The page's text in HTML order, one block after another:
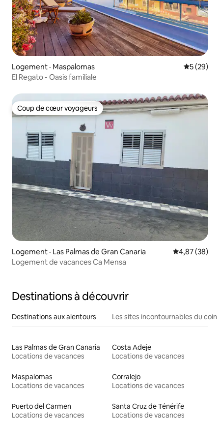
Logement · Maspalomas Note
5 (29)
El Regato - Oasis familiale
Coup de cœur voyageurs
Coup de cœur voyageurs
Logement · Las Palmas de Gran Canaria Note
4,87 (38)
Logement de vacances Ca Mensa
Destinations à découvrir
Destinations aux alentours Les sites incontournables du coin
Las Palmas de Gran Canaria
Locations de vacances
Costa Adeje
Locations de vacances
Maspalomas
Locations de vacances
Corralejo
Locations de vacances
Puerto del Carmen
Locations de vacances
Santa Cruz de Ténérife
Locations de vacances